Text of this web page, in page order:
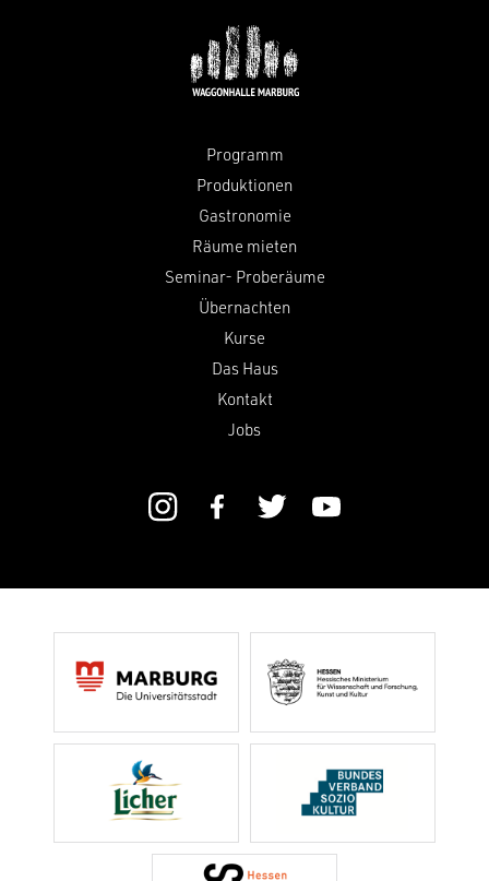
Programm
Produktionen
Gastronomie
Räume mieten
Seminar- Proberäume
Übernachten
Kurse
Das Haus
Kontakt
Jobs